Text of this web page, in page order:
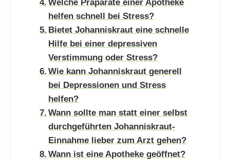
Welche Präparate einer Apotheke
helfen schnell bei Stress?
Bietet Johanniskraut eine schnelle
Hilfe bei einer depressiven
Verstimmung oder Stress?
Wie kann Johanniskraut generell
bei Depressionen und Stress
helfen?
Wann sollte man statt einer selbst
durchgeführten Johanniskraut-
Einnahme lieber zum Arzt gehen?
Wann ist eine Apotheke geöffnet?